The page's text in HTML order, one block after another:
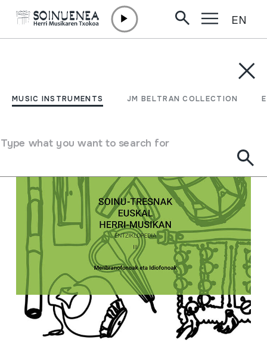
MUSIC INSTRUMENTS JM BELTRAN COLLECTION
Type what you want to search for
EN
Filter